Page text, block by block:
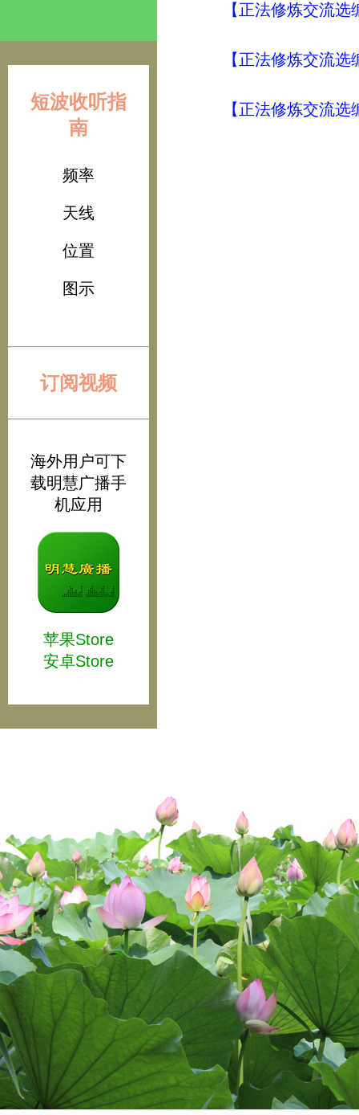
短波收听指
南
频率
天线
位置
图示
订阅视频
海外用户可下
载明慧广播手
机应用
苹果Store
安卓Store
【正法修炼交流
【正法修炼交流
【正法修炼交流